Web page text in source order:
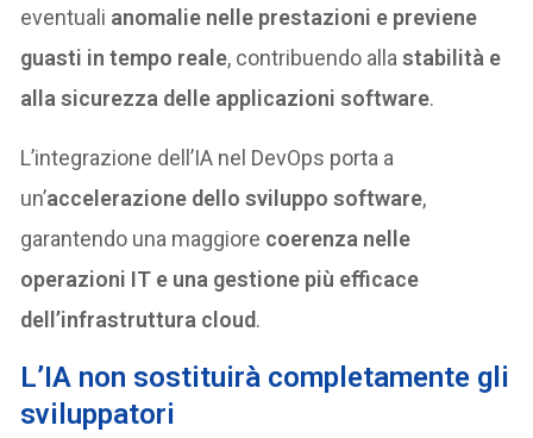
eventuali anomalie nelle prestazioni e previene
guasti in tempo reale, contribuendo allastabilità e
alla sicurezza delle applicazioni software.
L’integrazione dell’IA nel DevOps porta a
un’accelerazione dello sviluppo software,
garantendo una maggiore coerenza nelle
operazioni IT e una gestione più efficace
dell’infrastruttura cloud.
L’IA non sostituirà completamente gli
sviluppatori